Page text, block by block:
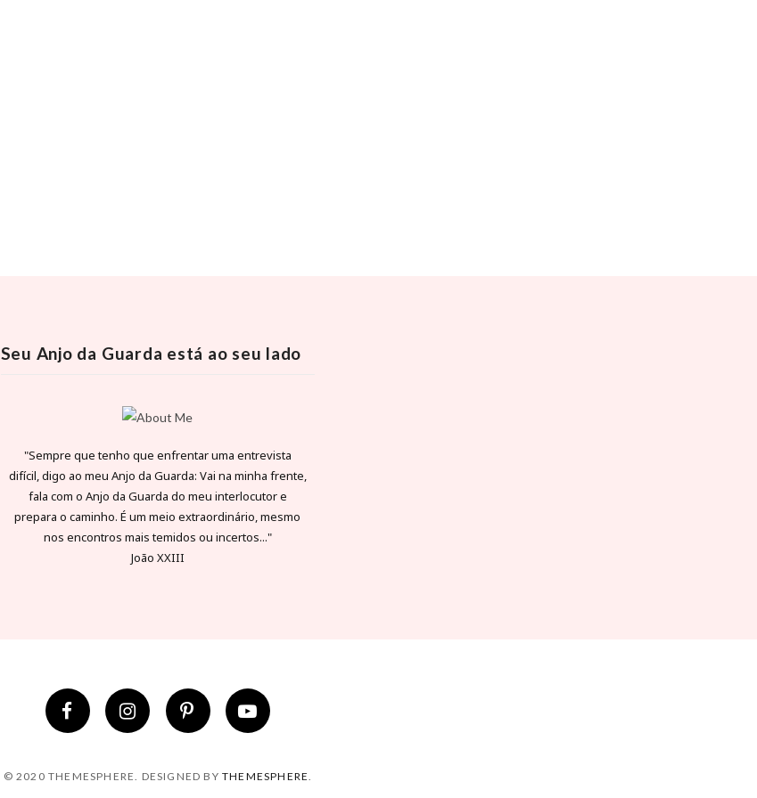
Seu Anjo da Guarda está ao seu lado
"Sempre que tenho que enfrentar uma entrevista
difícil, digo ao meu Anjo da Guarda: Vai na minha frente,
fala com o Anjo da Guarda do meu interlocutor e
prepara o caminho. É um meio extraordinário, mesmo
nos encontros mais temidos ou incertos..."
João XXIII
© 2020 THEMESPHERE. DESIGNED BY THEMESPHERE.